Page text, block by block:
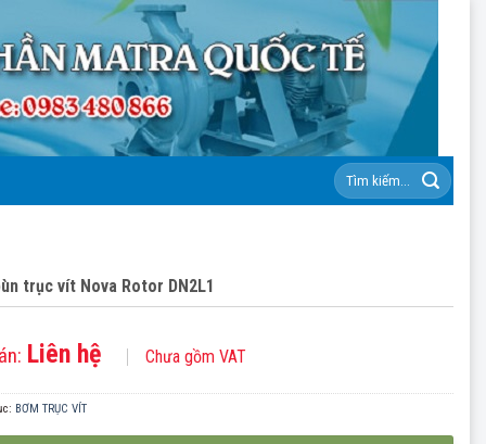
Tìm
kiếm:
trục vít Nova Rotor DN2L1
Liên hệ Chưa gồm VAT
BƠM TRỤC VÍT